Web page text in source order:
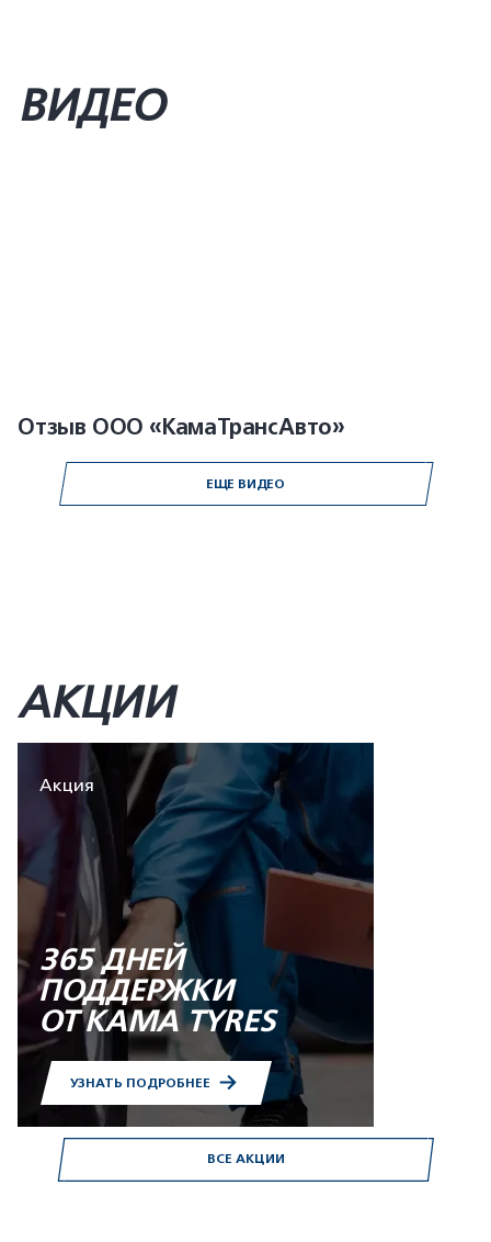
ВИДЕО
Отзыв ООО «КамаТрансАвто»
ЕЩЕ ВИДЕО
ВСЕ АКЦИИ
АКЦИИ
Акция
365 ДНЕЙ
ПОДДЕРЖКИ
ОТ KAMA TYRES
УЗНАТЬ ПОДРОБНЕЕ